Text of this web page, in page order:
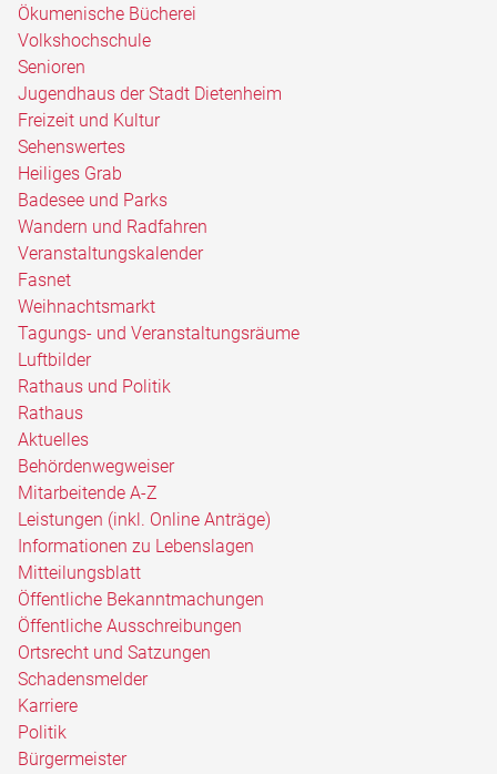
Ökumenische Bücherei
Volkshochschule
Senioren
Jugendhaus der Stadt Dietenheim
Freizeit und Kultur
Sehenswertes
Heiliges Grab
Badesee und Parks
Wandern und Radfahren
Veranstaltungskalender
Fasnet
Weihnachtsmarkt
Tagungs- und Veranstaltungsräume
Luftbilder
Rathaus und Politik
Rathaus
Aktuelles
Behördenwegweiser
Mitarbeitende A-Z
Leistungen (inkl. Online Anträge)
Informationen zu Lebenslagen
Mitteilungsblatt
Öffentliche Bekanntmachungen
Öffentliche Ausschreibungen
Ortsrecht und Satzungen
Schadensmelder
Karriere
Politik
Bürgermeister